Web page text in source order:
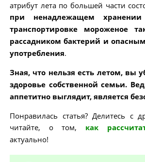
атрибут лета по большей части
при ненадлежащем
транспортировке мороженое
рассадником бактерий и
употребления.
Зная, что нельзя есть летом, вы
здоровье собственной семьи.
аппетитно выглядит, является
Понравилась статья? Делитесь с
читайте, о том, как
актуально!